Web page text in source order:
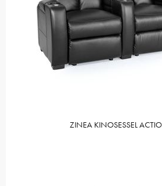
ZINEA KINOSESSEL